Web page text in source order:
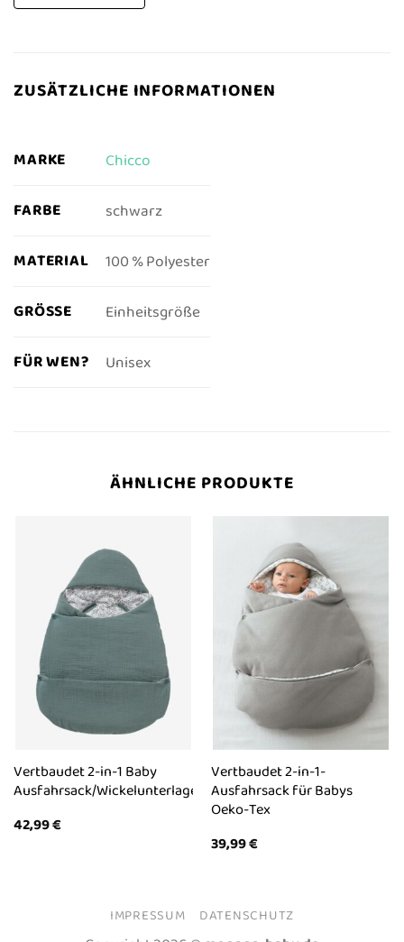
ZUSÄTZLICHE INFORMATIONEN
MARKE Chicco
FARBE schwarz
MATERIAL 100 % Polyester
GRÖSSE Einheitsgröße
FÜR WEN? Unisex
ÄHNLICHE PRODUKTE
Vertbaudet 2-in-1 Baby
Ausfahrsack/Wickelunterlage
42,99€
Vertbaudet 2-in-1-
Ausfahrsack für Babys
Oeko-Tex
39,99€
IMPRESSUM DATENSCHUTZ